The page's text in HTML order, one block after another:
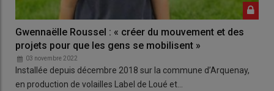
Gwennaëlle Roussel : « créer du mouvement et des
projets pour que les gens se mobilisent »
03 novembre 2022
Installée depuis décembre 2018 sur la commune d’Arquenay,
en production de volailles Label de Loué et…